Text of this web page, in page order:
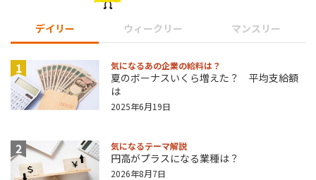
デイリー ウィークリー マンスリー
1 気になるあの企業の給料は？
夏のボーナスいくら増えた？ 平均支給額
は
2025年6月19日
2 気になるテーマ解説
円高がプラスになる業種は？
2026年8月7日